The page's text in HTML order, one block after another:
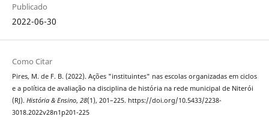
Publicado
2022-06-30
Como Citar
Pires, M. de F. B. (2022). Ações "instituintes" nas escolas organizadas em ciclos
e a política de avaliação na disciplina de história na rede municipal de Niterói
(RJ). História & Ensino, 28(1), 201–225. https://doi.org/10.5433/2238-
3018.2022v28n1p201-225